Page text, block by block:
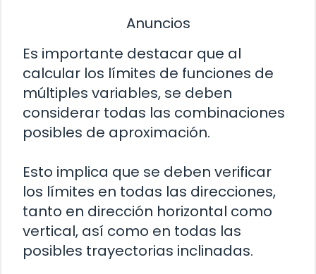
Anuncios
Es importante destacar que al
calcular los límites de funciones de
múltiples variables, se deben
considerar todas las combinaciones
posibles de aproximación.
Esto implica que se deben verificar
los límites en todas las direcciones,
tanto en dirección horizontal como
vertical, así como en todas las
posibles trayectorias inclinadas.